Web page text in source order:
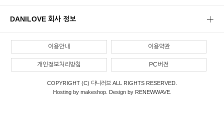
DANILOVE 회사 정보
이용안내 이용약관
개인정보처리방침 PC버전
COPYRIGHT (C) 다니러브 ALL RIGHTS RESERVED.
Hosting by makeshop. Design by RENEWWAVE.